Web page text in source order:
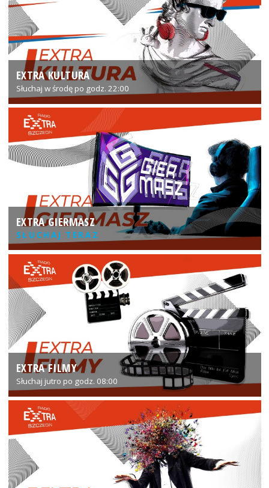
EXTRA KULTURA
Słuchaj w środę po godz. 22:00
EXTRA GIERMASZ
SŁUCHAJ TERAZ
EXTRA FILMY
Słuchaj jutro po godz. 08:00